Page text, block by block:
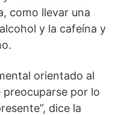
como llevar una
y la cafeína y
orientado al
por lo
dice la